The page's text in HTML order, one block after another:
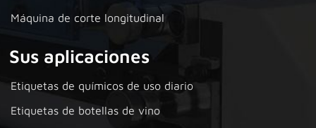
Máquina de corte longitudinal
Sus aplicaciones
Etiquetas de químicos de uso diario
Etiquetas de botellas de vino